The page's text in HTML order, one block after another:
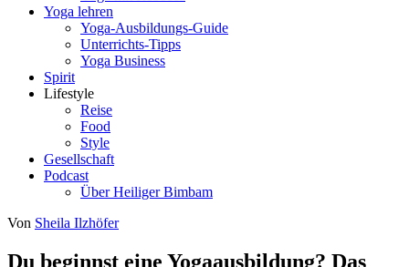
Yoga lehren
Yoga-Ausbildungs-Guide
Unterrichts-Tipps
Yoga Business
Spirit
Lifestyle
Reise
Food
Style
Gesellschaft
Podcast
Über Heiliger Bimbam
Von Sheila Ilzhöfer
Du beginnst eine Yogaausbildung? Das